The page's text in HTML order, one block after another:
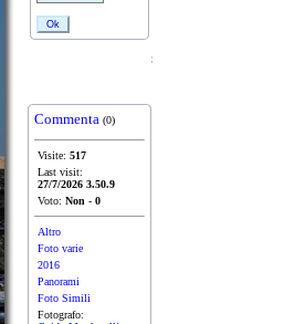
Spiagge delle dune, Corralejo
Commenta (0)
Visite: 517
Last visit:
27/7/2026 3.50.9
Voto: Non - 0
Altro
Foto varie
2016
Panorami
Foto Simili
Fotografo: